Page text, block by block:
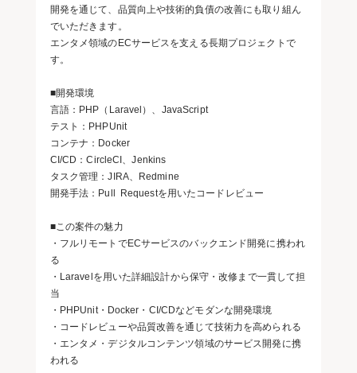
開発を通じて、品質向上や技術的負債の改善にも取り組ん
でいただきます。
エンタメ領域のECサービスを支える長期プロジェクトで
す。
■開発環境
言語：PHP（Laravel）、JavaScript
テスト：PHPUnit
コンテナ：Docker
CI/CD：CircleCI、Jenkins
タスク管理：JIRA、Redmine
開発手法：Pull Requestを用いたコードレビュー
■この案件の魅力
・フルリモートでECサービスのバックエンド開発に携われ
る
・Laravelを用いた詳細設計から保守・改修まで一貫して担
当
・PHPUnit・Docker・CI/CDなどモダンな開発環境
・コードレビューや品質改善を通じて技術力を高められる
・エンタメ・デジタルコンテンツ領域のサービス開発に携
われる